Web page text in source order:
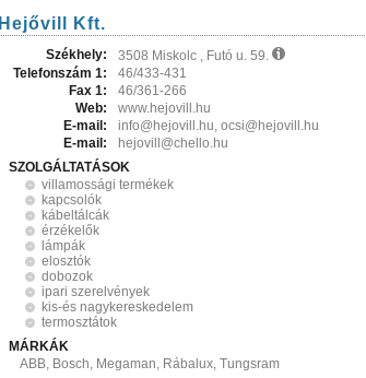
Hejővill Kft.
Székhely:
3508 Miskolc , Futó u. 59.
Telefonszám 1:
46/433-431
Fax 1:
46/361-266
Web:
www.hejovill.hu
E-mail:
info@hejovill.hu, ocsi@hejovill.hu
E-mail:
hejovill@chello.hu
SZOLGÁLTATÁSOK
villamossági termékek
kapcsolók
kábeltálcák
érzékelők
lámpák
elosztók
dobozok
ipari szerelvények
kis-és nagykereskedelem
termosztátok
MÁRKÁK
ABB, Bosch, Megaman, Rábalux, Tungsram